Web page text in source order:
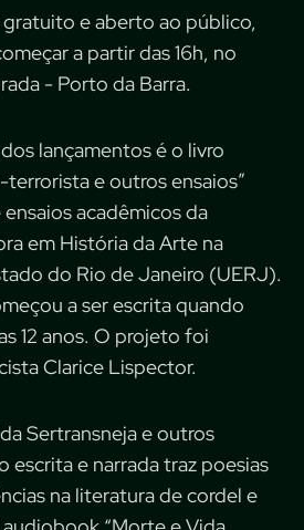
e aberto ao público,
a partir das 16h, no
- Porto da Barra.
lançamentos é o livro
e outros ensaios”
acadêmicos da
em História da Arte na
do Rio de Janeiro (UERJ).
a ser escrita quando
12 anos. O projeto foi
Clarice Lispector.
Sertransneja e outros
escrita e narrada traz poesias
na literatura de cordel e